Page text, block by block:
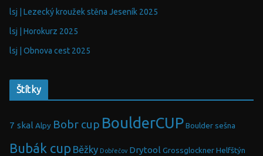
lsj | Lezecký kroužek stěna Jeseník 2025
lsj | Horokurz 2025
lsj | Obnova cest 2025
Štítky
7 skal Alpy Bobr cup BoulderCUP Boulder sešna
Bubák cup Běžky Dobřečov Drytool Grossglockner Helfštýn